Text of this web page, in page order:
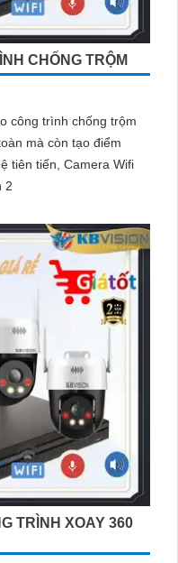
CHỐNG TRỘM
công trình chống trộm
mà còn tạo điểm
2
TRÌNH XOAY 360